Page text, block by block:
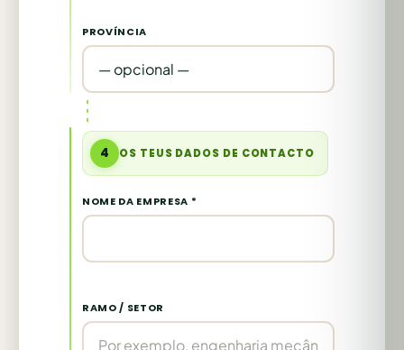
PROVÍNCIA
4 OS TEUS DADOS DE CONTACTO
NOME DA EMPRESA *
RAMO / SETOR